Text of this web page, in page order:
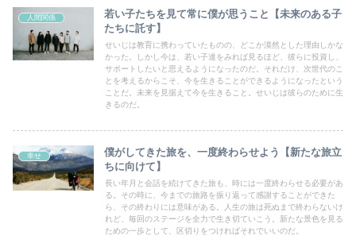
人間関係
若い子たちを見て常に僕が思うこと【未来のある子
たちに託す】
せいじは教育に携わっていたものの、どこか漠然とした理由しかな
かった。しかし今は、若い子達をみれば見るほど、彼らに投資し、
サポートしたいと思えるようになったのだ。それだけ、次世代のこ
とを考えるからこそ、今を生きることができるようになったという
ことだ。未来を見据えて今を生きること。せいじは彼らのために生
きるのだ。
幸せ
僕がしてきた旅を、一度終わらせよう【新たな旅立
ちに向けて】
長い年月と会話を続けてきた旅も、時には一度終わらせる必要があ
る。その時に、今までの旅路を振り返って感謝することができた
ら、その終わりには意味がある。人生の旅は死ぬまで終わらないけ
れど、毎回のステージを全力で生き切ていこう。新たな景色を見る
ための一歩として、区切りをつければそれでいいのだ。